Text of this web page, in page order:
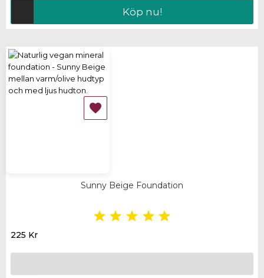
Köp nu!

Sunny Beige Foundation
    
225 Kr